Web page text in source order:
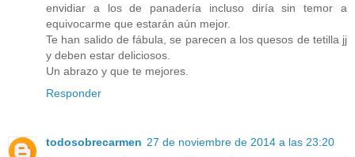
envidiar a los de panadería incluso diría sin temor a
equivocarme que estarán aún mejor.
Te han salido de fábula, se parecen a los quesos de tetilla jj
y deben estar deliciosos.
Un abrazo y que te mejores.
Responder
todosobrecarmen 27 de noviembre de 2014 a las 23:20